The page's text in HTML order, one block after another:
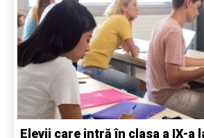
Elevii care intră în clasa a IX-a